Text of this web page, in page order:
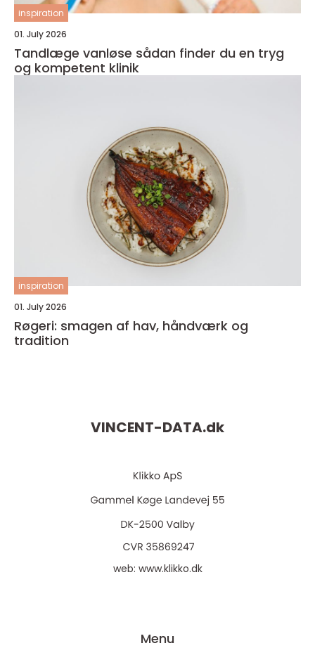
inspiration
01. July 2026
Tandlæge vanløse sådan finder du en tryg
og kompetent klinik
inspiration
01. July 2026
Røgeri: smagen af hav, håndværk og
tradition
VINCENT-DATA.dk
web: www.klikko.dk
Menu